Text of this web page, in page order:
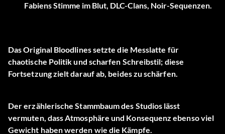
Fabiens Stimme im Blut, DLC-Clans, Noir-Sequenzen.
Das Original Bloodlines setzte die Messlatte für
chaotische Politik und scharfen Schreibstil; diese
Fortsetzung zielt darauf ab, beides zu schärfen.
Der erzählerische Stammbaum des Studios lässt
vermuten, dass Atmosphäre und Konsequenz ebenso viel
Gewicht haben werden wie die Kämpfe.